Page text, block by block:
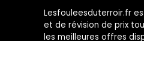
Lesfouleesduterroir.fr
et de révision de prix
les meilleures offres